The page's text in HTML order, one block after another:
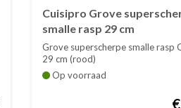
Cuisipro Grove
smalle rasp 29 cm
Grove superscherpe smalle rasp
29 cm (rood)
Op voorraad